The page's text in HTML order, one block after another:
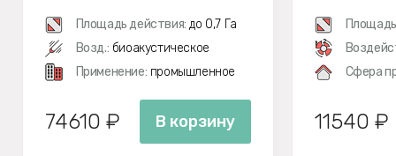
Площадь действия: до 0,7 Га
Возд.: биоакустическое
Применение: промышленное
74610 ₽ В корзину
м²
Сфера
11540 ₽